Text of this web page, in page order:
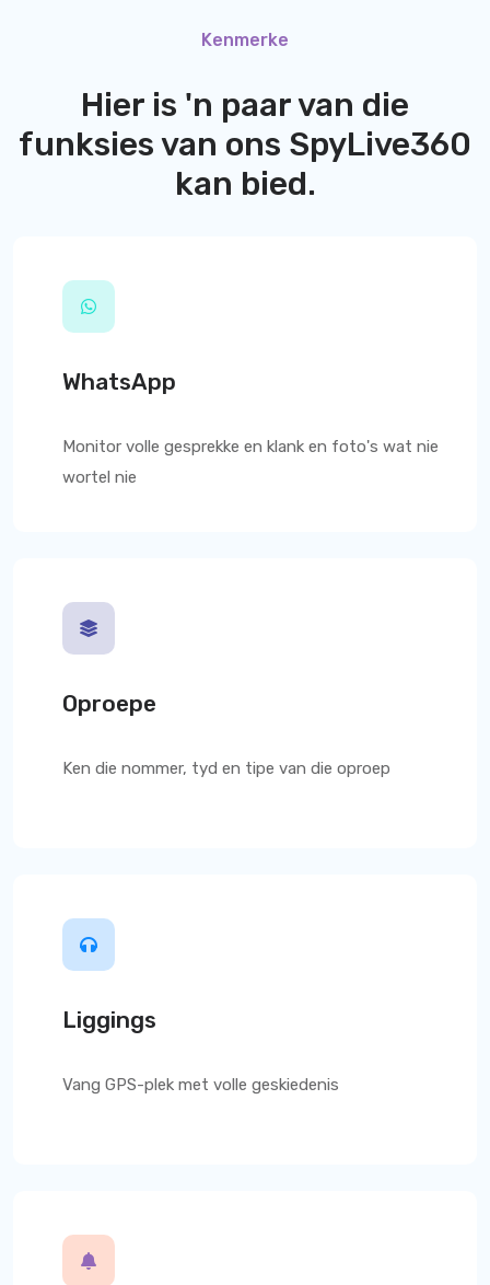
Kenmerke
Hier is 'n paar van die
funksies van ons SpyLive360
kan bied.
WhatsApp
Monitor volle gesprekke en klank en foto's wat nie
wortel nie
Oproepe
Ken die nommer, tyd en tipe van die oproep
Liggings
Vang GPS-plek met volle geskiedenis